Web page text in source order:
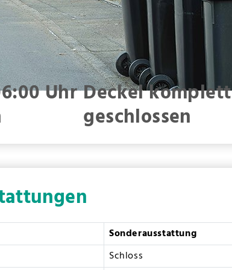
Uhr Deckel komplett
geschlossen
Sonderausstattung
Schloss